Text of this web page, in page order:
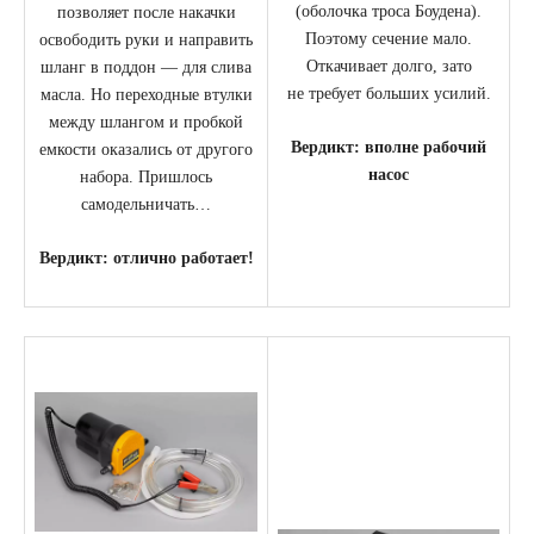
позволяет после накачки
освободить руки и направить
шланг в поддон — для слива
масла. Но переходные втулки
между шлангом и пробкой
емкости оказались от другого
набора. Пришлось
самодельничать…
Вердикт: отлично работает!
(оболочка троса Боудена).
Поэтому сечение мало.
Откачивает долго, зато
не требует больших усилий.
Вердикт: вполне рабочий
насос